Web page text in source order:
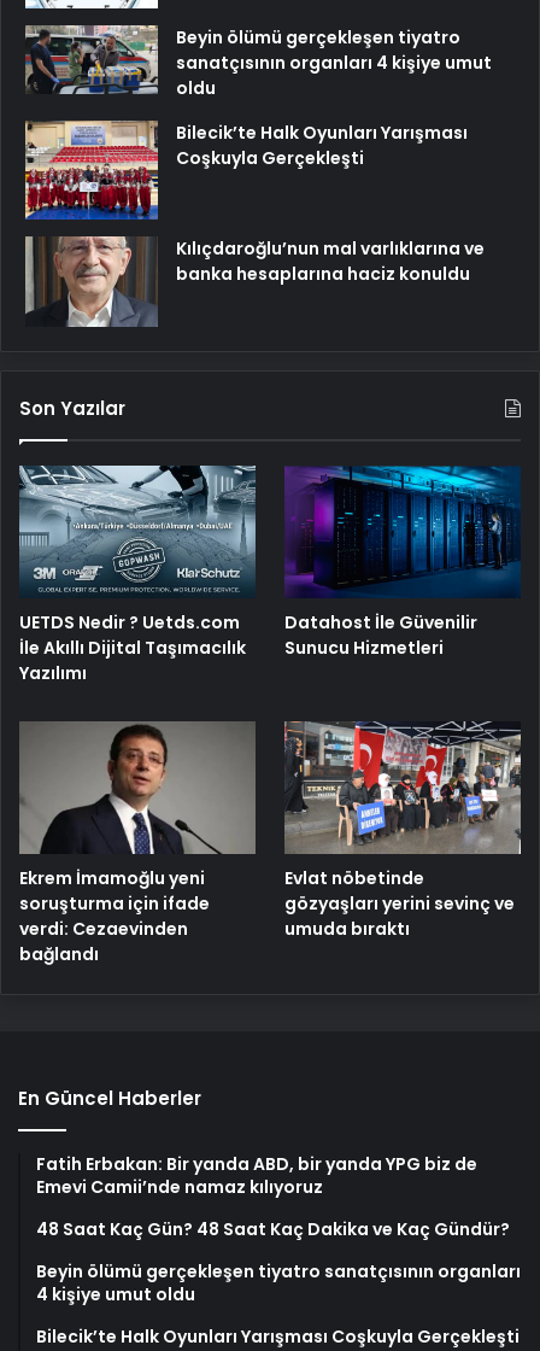
Beyin ölümü gerçekleşen tiyatro
sanatçısının organları 4 kişiye umut
oldu
Bilecik’te Halk Oyunları Yarışması
Coşkuyla Gerçekleşti
Kılıçdaroğlu’nun mal varlıklarına ve
banka hesaplarına haciz konuldu
Son Yazılar
UETDS Nedir ? Uetds.com
İle Akıllı Dijital Taşımacılık
Yazılımı
Datahost İle Güvenilir
Sunucu Hizmetleri
Ekrem İmamoğlu yeni
soruşturma için ifade
verdi: Cezaevinden
bağlandı
Evlat nöbetinde
gözyaşları yerini sevinç ve
umuda bıraktı
En Güncel Haberler
Fatih Erbakan: Bir yanda ABD, bir yanda YPG biz de
Emevi Camii’nde namaz kılıyoruz
48 Saat Kaç Gün? 48 Saat Kaç Dakika ve Kaç Gündür?
Beyin ölümü gerçekleşen tiyatro sanatçısının organları
4 kişiye umut oldu
Bilecik’te Halk Oyunları Yarışması Coşkuyla Gerçekleşti